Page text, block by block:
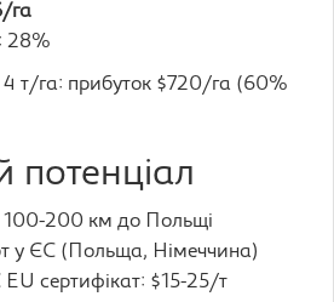
га
28%
4 т/га: прибуток $720/га (60%
потенціал
100-200 км до Польщі
у ЄС (Польща, Німеччина)
EU сертифікат: $15-25/т